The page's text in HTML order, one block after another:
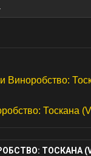
Виноробство:
Тоскана
ТОСКАНА